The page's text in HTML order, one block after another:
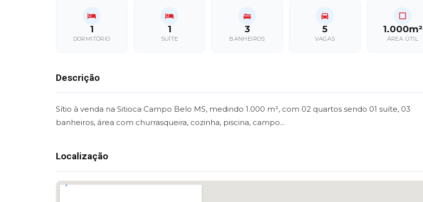
1
DORMITÓRIO
1
SUÍTE
3
BANHEIROS
5
VAGAS
1.000m²
ÁREA ÚTIL
Descrição
Sítio à venda na Sitioca Campo Belo MS, medindo 1.000 m², com 02 quartos sendo 01 suíte, 03
banheiros, área com churrasqueira, cozinha, piscina, campo...
Localização